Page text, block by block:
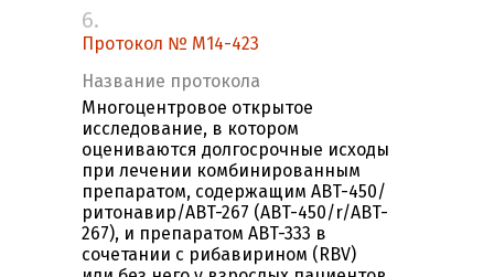
6.
Протокол № M14-423
Название протокола
Многоцентровое открытое
исследование, в котором
оцениваются долгосрочные исходы
при лечении комбинированным
препаратом, содержащим ABT-450/
ритонавир/ABT-267 (ABT-450/r/ABT-
267), и препаратом ABT-333 в
сочетании с рибавирином (RBV)